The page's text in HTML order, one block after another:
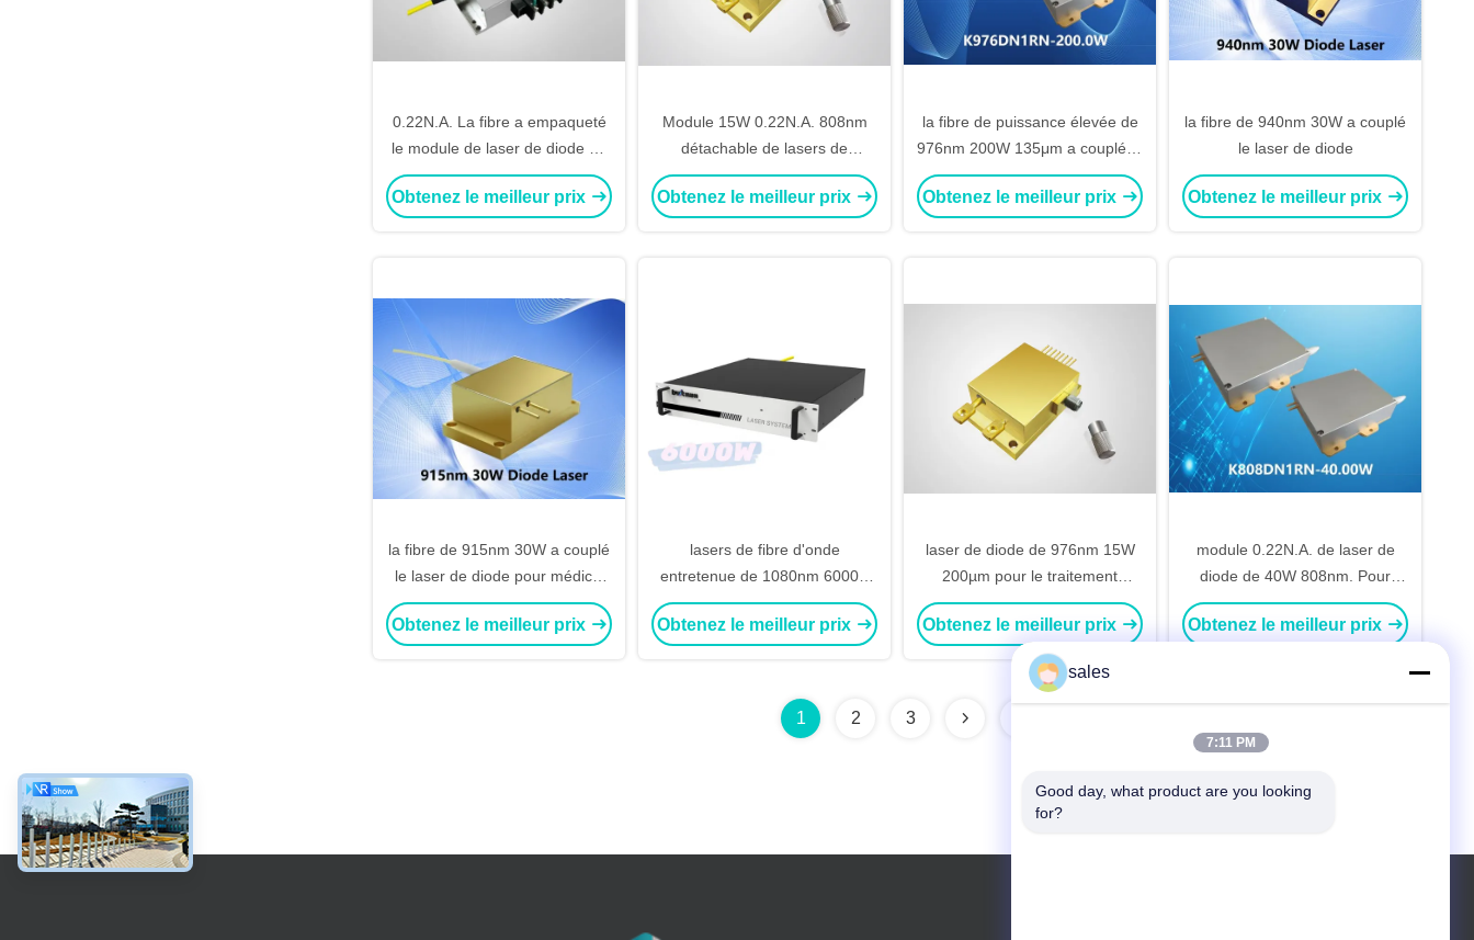
0.22N.A. La fibre a empaqueté
le module de laser de diode de
808nm 15W pour l'illumination
Obtenez le meilleur prix
Module 15W 0.22N.A. 808nm
détachable de lasers de
puissance élevée
Obtenez le meilleur prix
la fibre de puissance élevée de
976nm 200W 135μm a couplé le
laser de diode
Obtenez le meilleur prix
la fibre de 940nm 30W a couplé
le laser de diode
Obtenez le meilleur prix
la fibre de 915nm 30W a couplé
le laser de diode pour médical
nous
Obtenez le meilleur prix
lasers de fibre d'onde
entretenue de 1080nm 6000w
allumant la puissance élevée de
série
Obtenez le meilleur prix
laser de diode de 976nm 15W
200µm pour le traitement
matériel
Obtenez le meilleur prix
module 0.22N.A. de laser de
diode de 40W 808nm. Pour
l'accouplement de fibre de
106.5µm
Obtenez le meilleur prix
1 2 3
sales
7:11 PM
Good day, what product are you looking
for?